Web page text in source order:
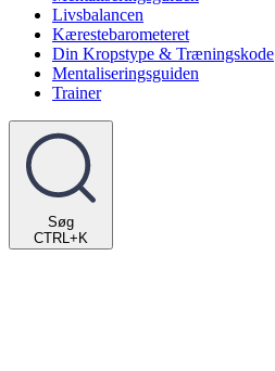
Livsbalancen
Kærestebarometeret
Din Kropstype & Træningskode
Mentaliseringsguiden
Trainer
Søg
CTRL+K